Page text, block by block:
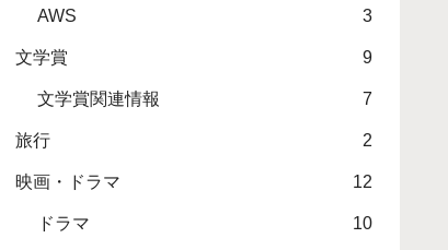
AWS 3
文学賞 9
文学賞関連情報 7
旅行 2
映画・ドラマ 12
ドラマ 10